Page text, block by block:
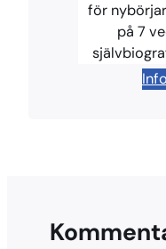
o
e
s
för
på 7